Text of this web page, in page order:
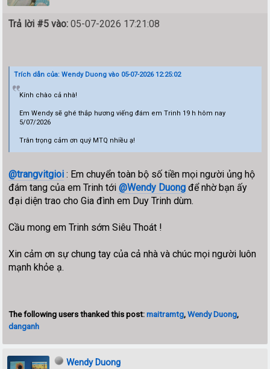
Trả lời #5 vào: 05-07-2026 17:21:08
Trích dẫn của: Wendy Duong vào 05-07-2026 12:25:02
Kính chào cả nhà!
Em Wendy sẽ ghé thắp hương viếng đám em Trinh 19 h hôm nay
5/07/2026
Trân trọng cảm ơn quý MTQ nhiều ạ!
@trangvitgioi : Em chuyển toàn bộ số tiền mọi người ủng hộ
đám tang của em Trinh tới@Wendy Duong để nhờ bạn ấy
đại diện trao cho Gia đình em Duy Trinh dùm.
Cầu mong em Trinh sớm Siêu Thoát !
Xin cảm ơn sự chung tay của cả nhà và chúc mọi người luôn
mạnh khỏe ạ.
The following users thanked this post:maitramtg,Wendy Duong,
danganh
Wendy Duong